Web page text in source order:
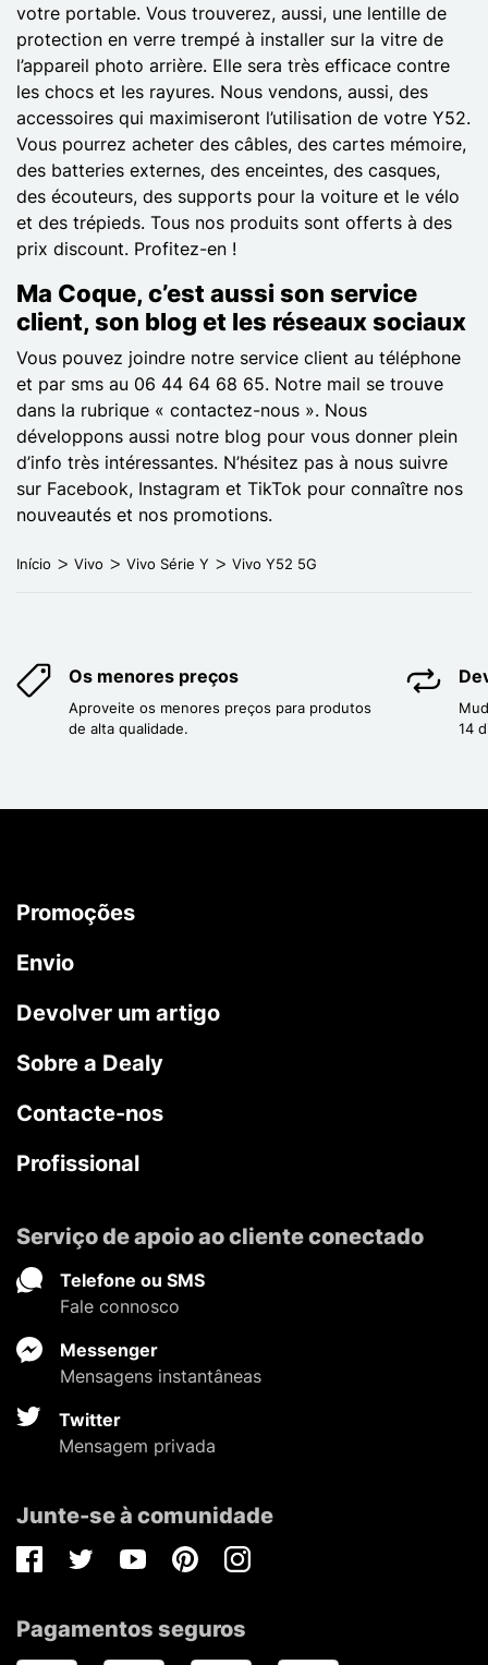
votre portable. Vous trouverez, aussi, une lentille de
protection en verre trempé à installer sur la vitre de
l’appareil photo arrière. Elle sera très efficace contre
les chocs et les rayures. Nous vendons, aussi, des
accessoires qui maximiseront l’utilisation de votre Y52.
Vous pourrez acheter des câbles, des cartes mémoire,
des batteries externes, des enceintes, des casques,
des écouteurs, des supports pour la voiture et le vélo
et des trépieds. Tous nos produits sont offerts à des
prix discount. Profitez-en !
Ma Coque, c’est aussi son service
client, son blog et les réseaux sociaux
Vous pouvez joindre notre service client au téléphone
et par sms au 06 44 64 68 65. Notre mail se trouve
dans la rubrique « contactez-nous ». Nous
développons aussi notre blog pour vous donner plein
d’info très intéressantes. N’hésitez pas à nous suivre
sur Facebook, Instagram et TikTok pour connaître nos
nouveautés et nos promotions.
Início Vivo Vivo Série Y Vivo Y52 5G
Os menores preços
Aproveite os menores preços para produtos
de alta qualidade.
14
Promoções
Envio
Devolver um artigo
Sobre a Dealy
Contacte-nos
Profissional
Serviço de apoio ao cliente conectado
Telefone ou SMS
Fale connosco
Messenger
Mensagens instantâneas
Twitter
Mensagem privada
Junte-se à comunidade
FacebookTwitterYoutubePinterestInstagram
Pagamentos seguros